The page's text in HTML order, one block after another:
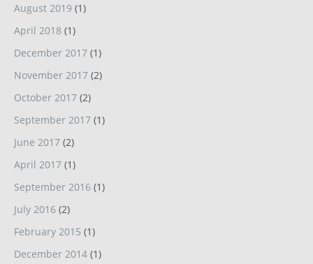
August 2019 (1)
April 2018 (1)
December 2017 (1)
November 2017 (2)
October 2017 (2)
September 2017 (1)
June 2017 (2)
April 2017 (1)
September 2016 (1)
July 2016 (2)
February 2015 (1)
December 2014 (1)